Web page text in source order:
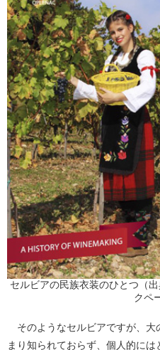
セルビアの民族衣装のひとつ（
クペ
そのようなセルビアですが、大
まり知られておらず、個人的に